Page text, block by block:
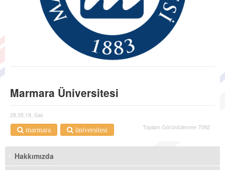
Marmara Üniversitesi
28.05.19, Salı
Toplam Görüntülenme 7092
marmara üniversitesi
Hakkımızda